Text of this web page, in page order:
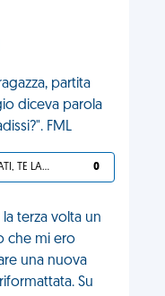
partita
diceva parola
FML
SVEGLIATI, TE LA SEI CERCATA! 0
terza volta un
che mi ero
una nuova
Su